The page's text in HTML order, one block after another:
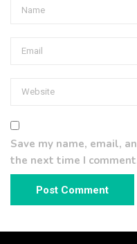
Save my name, email,
the next time I